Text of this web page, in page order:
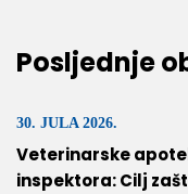
Posljednje
30. JULA 2026.
Veterinarske
inspektora: Cilj